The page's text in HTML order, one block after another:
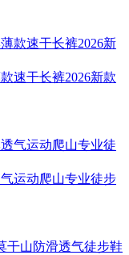
速干长裤2026新款
运动爬山专业徒步